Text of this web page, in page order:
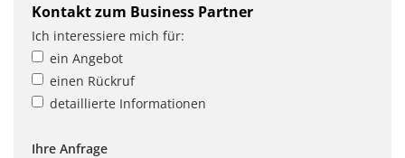
Kontakt zum Business Partner
Ich interessiere mich für:
ein Angebot
einen Rückruf
detaillierte Informationen
Ihre Anfrage